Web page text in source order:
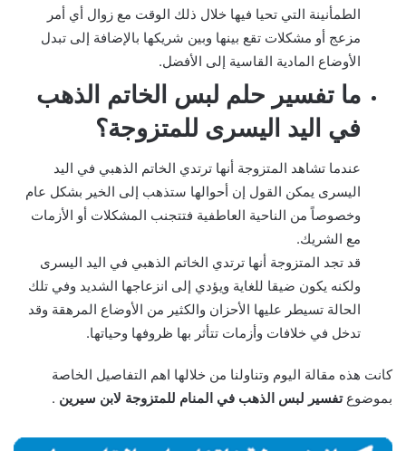
الطمأنينة التي تحيا فيها خلال ذلك الوقت مع زوال أي أمر
مزعج أو مشكلات تقع بينها وبين شريكها بالإضافة إلى تبدل
الأوضاع المادية القاسية إلى الأفضل.
ما تفسير حلم لبس الخاتم الذهب
في اليد اليسرى للمتزوجة؟
عندما تشاهد المتزوجة أنها ترتدي الخاتم الذهبي في اليد
اليسرى يمكن القول إن أحوالها ستذهب إلى الخير بشكل عام
وخصوصاً من الناحية العاطفية فتتجنب المشكلات أو الأزمات
مع الشريك.
قد تجد المتزوجة أنها ترتدي الخاتم الذهبي في اليد اليسرى
ولكنه يكون ضيقا للغاية ويؤدي إلى انزعاجها الشديد وفي تلك
الحالة تسيطر عليها الأحزان والكثير من الأوضاع المرهقة وقد
تدخل في خلافات وأزمات تتأثر بها ظروفها وحياتها.
كانت هذه مقالة اليوم وتناولنا من خلالها اهم التفاصيل الخاصة
بموضوعتفسير لبس الذهب في المنام للمتزوجة لابن سيرين .